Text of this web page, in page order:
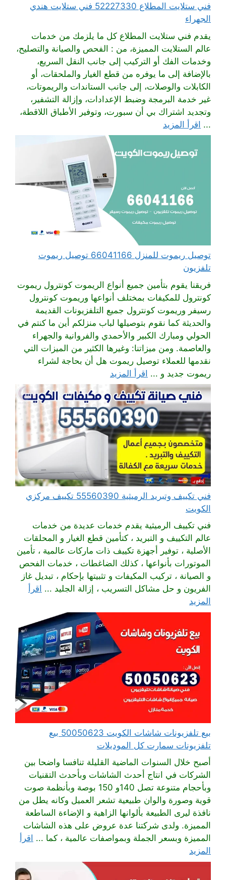
فني ستلايت المطلاع 52227330 فني ستلايت هندي
الجهراء
يقدم فني ستلايت المطلاع كل ما يلزمك من خدمات
عالم الستلايت المميزة، من : الفحص والصيانة والتصليح،
وخدمات الفك أو التركيب إلى جانب النقل السريع،
بالإضافة إلى ما يوفره من قطع الغيار والملحقات، أو
الكابلات والوصلات، إلى جانب الستاندات والريموتات،
غير خدمة البرمجة وضبط الإعدادات، وإزالة التشفير،
وتجديد اشتراك بي أن سبورت، وتوفير الأطباق اللاقطة،
... اقرأ المزيد
توصيل ريموت للمنزل 66041166 توصيل ريموت
تلفزيون
فريقنا يقوم بتأمين جميع أنواع الريموت كونترول ريموت
كونترول للمكيفات بمختلف أنواعها وريموت كونترول
رسيفر وريموت كونترول جميع التلفزيونات القديمة
والحديثة كما نقوم بتوصيلها لباب منزلكم أين ما كنتم في
الحولي ومبارك الكبير والأحمدي والفروانية والجهراء
والعاصمة. ومن ميزاتنا: وغيرها الكثير من الميزات التي
نقدمها للعملاء توصيل ريموت هل أن بحاجة لشراء
ريموت جديد و ... اقرأ المزيد
فني تكييف وتبريد الرميثية 55560390 تكييف مركزي
الكويت
فني تكييف الرميثية يقدم خدمات عديدة من خدمات
عالم التكييف و التبريد ، كتأمين قطع الغيار و المحلقات
الأصلية ، توفير أجهزة تكييف ذات ماركات عالمية ، تأمين
الموتورات بأنواعها ، كذلك الضاغطات ، خدمات الفحص
و الصيانة ، تركيب المكيفات و تثبيتها بإحكام ، تبديل غاز
الفريون و حل مشاكل التسريب ، إزالة الجليد ... اقرأ
المزيد
بيع تلفزيونات شاشات الكويت 50050623 بيع
تلفزيونات سمارت كل الموديلات
أصبح خلال السنوات الماضية القليلة تنافسا واضحا بين
الشركات في انتاج أحدث الشاشات وبأحدث التقنيات
وبأحجام متنوعة تصل 140و 150 بوصة وبأنظمة صوت
قوية وصورة والوان طبيعية تشعر العميل وكانه يطل من
نافذة ليرى الطبيعة بألوانها الزاهية و الإضاءة الساطعة
المميزة. ولدى شركتنا عدة عروض على هذه الشاشات
المميزة وبسعر الجملة وبمواصفات عالمية ، كما ... اقرأ
المزيد